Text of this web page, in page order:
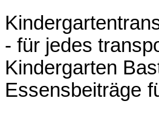
- für jedes